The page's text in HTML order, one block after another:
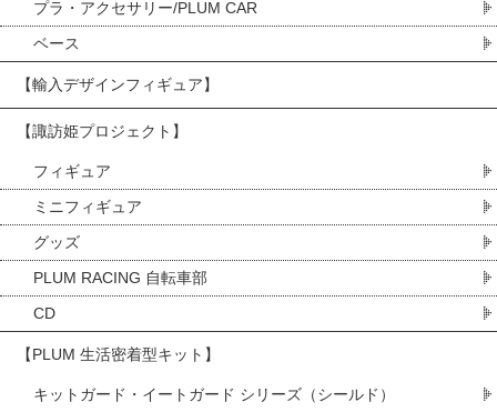
プラ・アクセサリー/PLUM CAR
ベース
【輸入デザインフィギュア】
【諏訪姫プロジェクト】
フィギュア
ミニフィギュア
グッズ
PLUM RACING 自転車部
CD
【PLUM 生活密着型キット】
キットガード・イートガード シリーズ（シールド）